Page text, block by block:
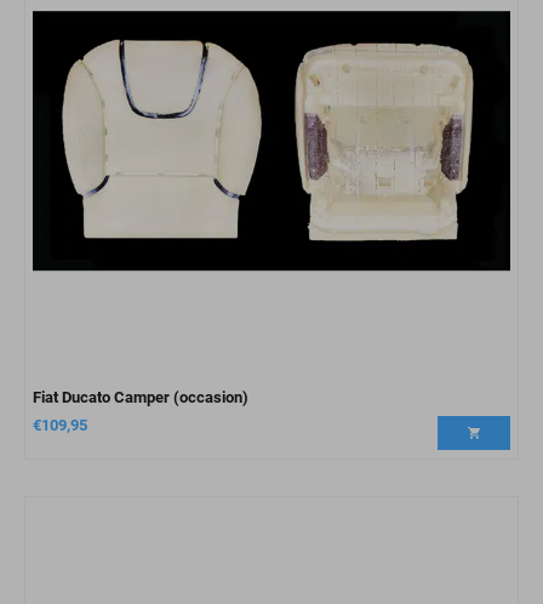
Fiat Ducato Camper (occasion)
€109,95